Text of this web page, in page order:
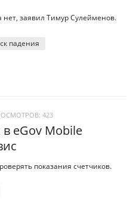
нет, заявил Тимур Сулейменов.
падения
423
eGov Mobile
показания счетчиков.